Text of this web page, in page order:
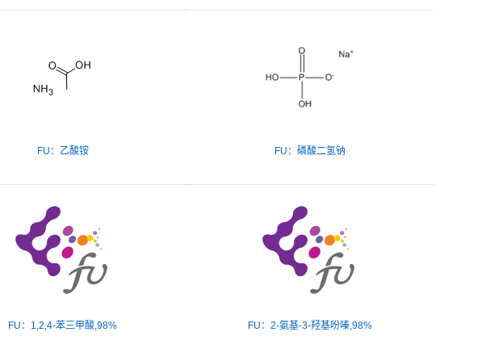
FU：乙酸铵 FU：磷酸二氢钠
FU：1,2,4-苯三甲酸,98% FU：2-氨基-3-羟基吩嗪,98%